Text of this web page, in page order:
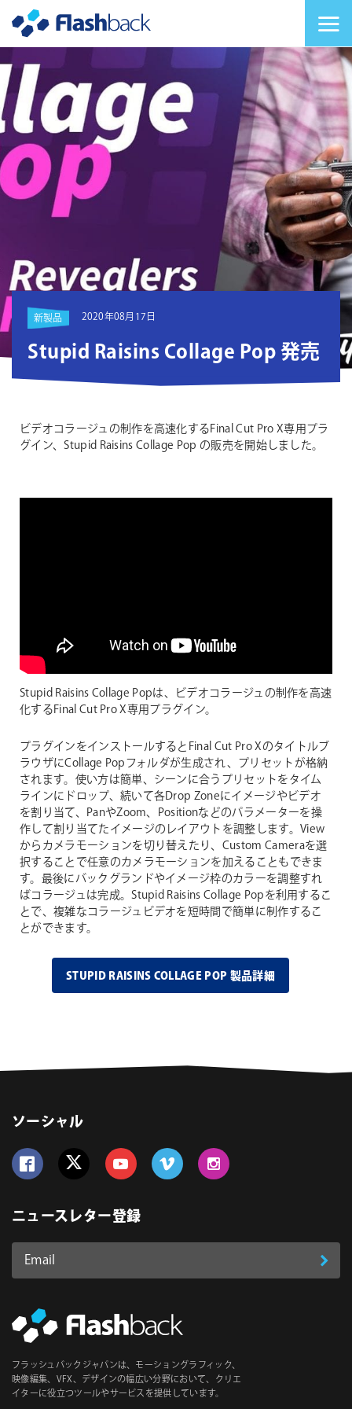
新製品 2020年08月17日
Stupid Raisins Collage Pop 発売
ビデオコラージュの制作を高速化するFinal Cut Pro X専用プラ
グイン、Stupid Raisins Collage Pop の販売を開始しました。
Stupid Raisins Collage Popは、ビデオコラージュの制作を高速
化するFinal Cut Pro X専用プラグイン。
プラグインをインストールするとFinal Cut Pro Xのタイトルブ
ラウザにCollage Popフォルダが生成され、プリセットが格納
されます。使い方は簡単、シーンに合うプリセットをタイム
ラインにドロップ、続いて各Drop Zoneにイメージやビデオ
を割り当て、PanやZoom、Positionなどのパラメーターを操
作して割り当てたイメージのレイアウトを調整します。View
からカメラモーションを切り替えたり、Custom Cameraを選
択することで任意のカメラモーションを加えることもできま
す。最後にバックグランドやイメージ枠のカラーを調整すれ
ばコラージュは完成。Stupid Raisins Collage Popを利用するこ
とで、複雑なコラージュビデオを短時間で簡単に制作するこ
とができます。
STUPID RAISINS COLLAGE POP 製品詳細
ソーシャル
ニュースレター登録
Email
ス
必
須
登
フラッシュバックジャパンは、モーショングラフィック、
映像編集、VFX、デザインの幅広い分野において、クリエ
イターに役立つツールやサービスを提供しています。